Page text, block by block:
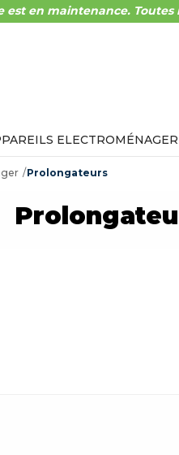
est en maintenance.
ELECTROMÉNAGER
Prolongateurs